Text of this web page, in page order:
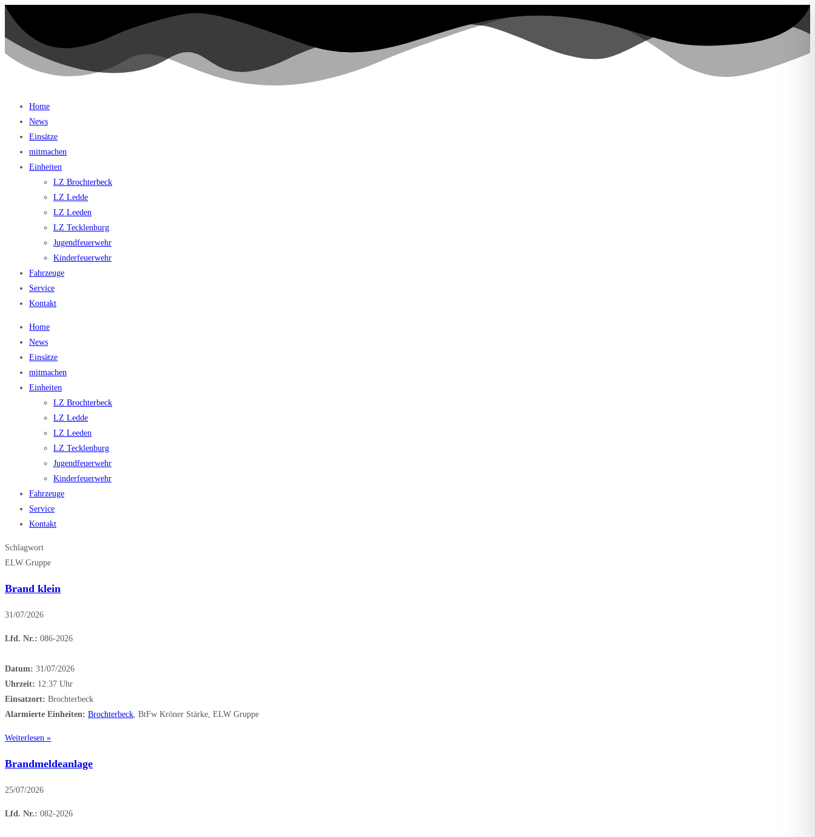
Home
News
Einsätze
mitmachen
Einheiten
LZ Brochterbeck
LZ Ledde
LZ Leeden
LZ Tecklenburg
Jugendfeuerwehr
Kinderfeuerwehr
Fahrzeuge
Service
Kontakt
Home
News
Einsätze
mitmachen
Einheiten
LZ Brochterbeck
LZ Ledde
LZ Leeden
LZ Tecklenburg
Jugendfeuerwehr
Kinderfeuerwehr
Fahrzeuge
Service
Kontakt
Schlagwort
ELW Gruppe
Brand klein
31/07/2026
Lfd. Nr.: 086-2026
Datum: 31/07/2026
Uhrzeit: 12:37 Uhr
Einsatzort: Brochterbeck
Alarmierte Einheiten: Brochterbeck , BtFw Kröner Stärke, ELW Gruppe
Weiterlesen »
Brandmeldeanlage
25/07/2026
Lfd. Nr.: 082-2026